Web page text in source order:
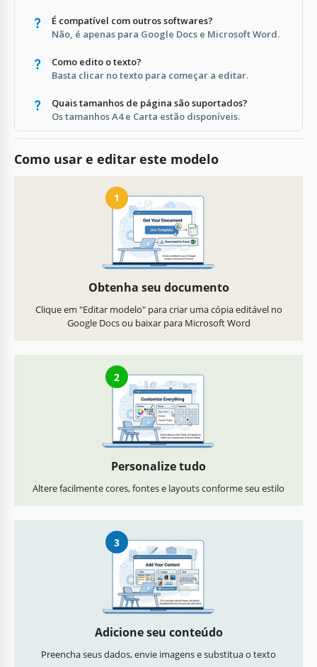
É compatível com outros softwares?
Não, é apenas para Google Docs e Microsoft Word.
Como edito o texto?
Basta clicar no texto para começar a editar.
Quais tamanhos de página são suportados?
Os tamanhos A4 e Carta estão disponíveis.
Como usar e editar este modelo
1
Obtenha seu documento
Clique em "Editar modelo" para criar uma cópia editável no
Google Docs ou baixar para Microsoft Word
2
Personalize tudo
Altere facilmente cores, fontes e layouts conforme seu estilo
3
Adicione seu conteúdo
Preencha seus dados, envie imagens e substitua o texto